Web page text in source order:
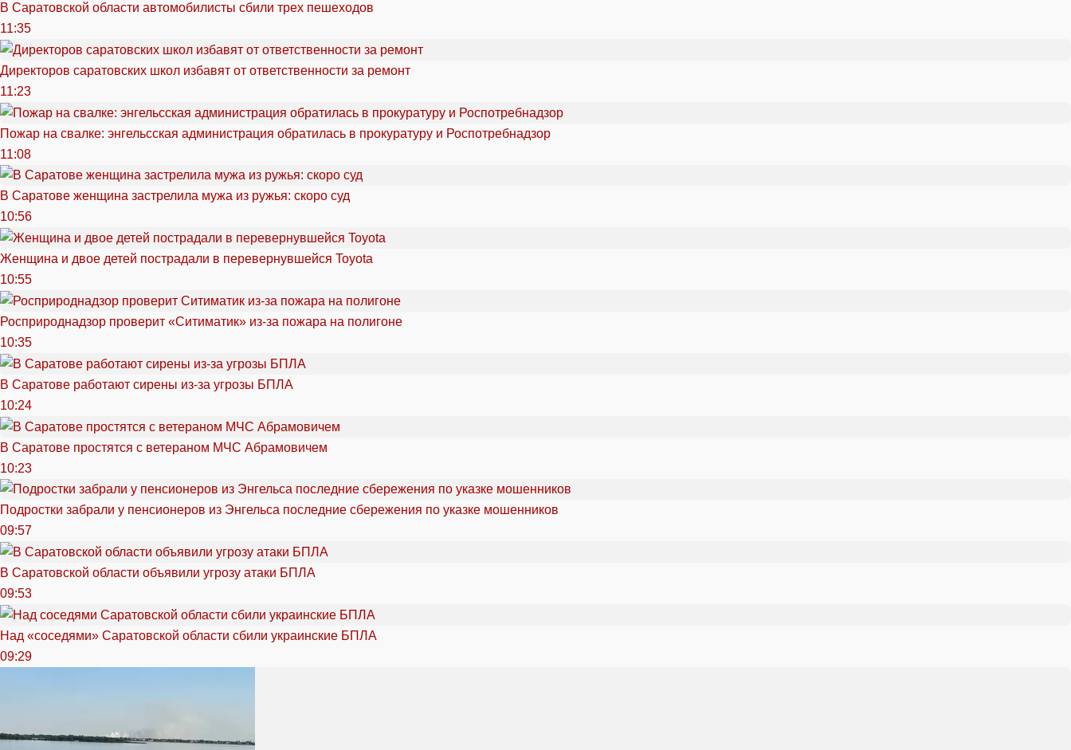
В Саратовской области автомобилисты сбили трех пешеходов
11:35
Директоров саратовских школ избавят от ответственности за ремонт
11:23
Пожар на свалке: энгельсская администрация обратилась в прокуратуру и Роспотребнадзор
11:08
В Саратове женщина застрелила мужа из ружья: скоро суд
10:56
Женщина и двое детей пострадали в перевернувшейся Toyota
10:55
Росприроднадзор проверит «Ситиматик» из-за пожара на полигоне
10:35
В Саратове работают сирены из-за угрозы БПЛА
10:24
В Саратове простятся с ветераном МЧС Абрамовичем
10:23
Подростки забрали у пенсионеров из Энгельса последние сбережения по указке мошенников
09:57
В Саратовской области объявили угрозу атаки БПЛА
09:53
Над «соседями» Саратовской области сбили украинские БПЛА
09:29